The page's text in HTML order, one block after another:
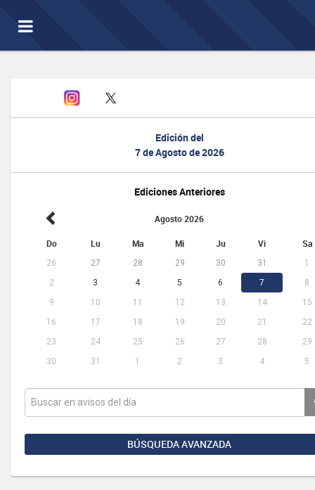
Toggle
navigation
Edición del
7 de Agosto de 2026
Ediciones Anteriores
Agosto 2026
Do Lu Ma Mi Ju Vi Sa
26 27 28 29 30 31
1
2
3 4 5 6 7
8
9
10 11 12 13 14
15
16
17 18 19 20 21
22
23
24 25 26 27 28
29
30
31 1 2 3 4 5
BÚSQUEDA AVANZADA